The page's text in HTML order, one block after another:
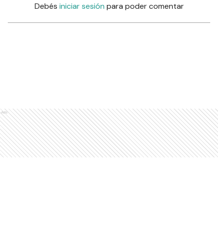
Debés iniciar sesión para poder comentar
Ads